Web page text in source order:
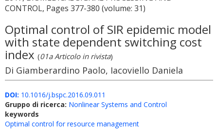
CONTROL, Pages 377-380 (volume: 31)
Optimal control of SIR epidemic model
with state dependent switching cost
index (01a Articolo in rivista)
Di Giamberardino Paolo, Iacoviello Daniela
DOI: 10.1016/j.bspc.2016.09.011
Gruppo di ricerca: Nonlinear Systems and Control
keywords
Optimal control for resource management